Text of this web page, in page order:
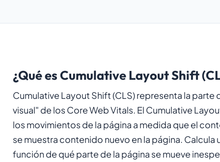
¿Qué es Cumulative Layout Shift
Cumulative Layout Shift (CLS) representa la parte
visual" de los Core Web Vitals. El Cumulative
los movimientos de la página a medida que el
se muestra contenido nuevo en la página. Calcula
función de qué parte de la página se mueve